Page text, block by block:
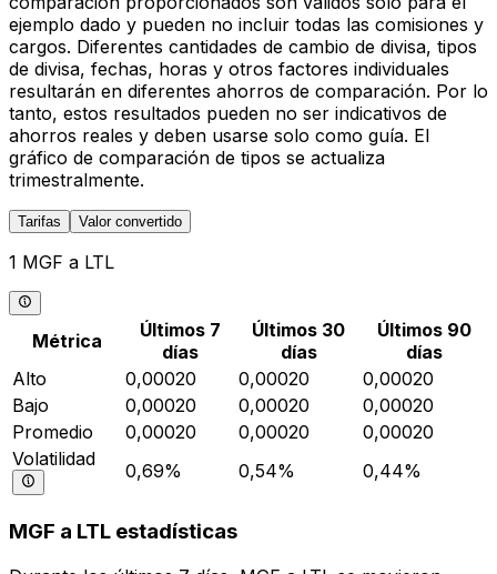
ejemplo dado y pueden no incluir todas las comisiones y
cargos. Diferentes cantidades de cambio de divisa, tipos
de divisa, fechas, horas y otros factores individuales
resultarán en diferentes ahorros de comparación. Por lo
tanto, estos resultados pueden no ser indicativos de
ahorros reales y deben usarse solo como guía. El
gráfico de comparación de tipos se actualiza
trimestralmente.
Tarifas Valor convertido
1 MGF a LTL
Métrica
Últimos 7
días
Últimos 30
días
Últimos 90
días
Alto
0,00020 0,00020
0,00020
Bajo
0,00020 0,00020
0,00020
Promedio
0,00020 0,00020
0,00020
Volatilidad
0,69% 0,54% 0,44%
MGF a LTL estadísticas